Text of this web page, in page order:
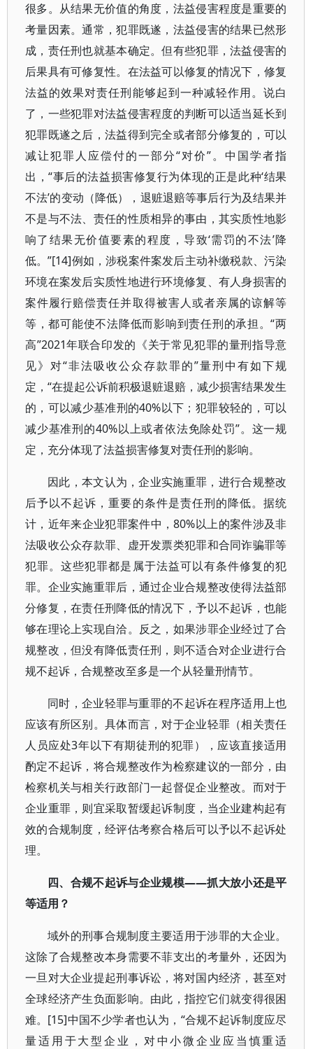
很多。从结果无价值的角度，法益侵害程度是重要的
考量因素。通常，犯罪既遂，法益侵害的结果已然形
成，责任刑也就基本确定。但有些犯罪，法益侵害的
后果具有可修复性。在法益可以修复的情况下，修复
法益的效果对责任刑能够起到一种减轻作用。说白
了，一些犯罪对法益侵害程度的判断可以适当延长到
犯罪既遂之后，法益得到完全或者部分修复的，可以
减让犯罪人应偿付的一部分“对价”。中国学者指
出，“事后的法益损害修复行为体现的正是此种‘结果
不法’的变动（降低），退赃退赔等事后行为及结果并
不是与不法、责任的性质相异的事由，其实质性地影
响了结果无价值要素的程度，导致‘需罚的不法’降
低。”[14]例如，涉税案件案发后主动补缴税款、污染
环境在案发后实质性地进行环境修复、有人身损害的
案件履行赔偿责任并取得被害人或者亲属的谅解等
等，都可能使不法降低而影响到责任刑的承担。“两
高”2021年联合印发的《关于常见犯罪的量刑指导意
见》对“非法吸收公众存款罪的”量刑中有如下规
定，“在提起公诉前积极退赃退赔，减少损害结果发生
的，可以减少基准刑的40%以下；犯罪较轻的，可以
减少基准刑的40%以上或者依法免除处罚”。这一规
定，充分体现了法益损害修复对责任刑的影响。
因此，本文认为，企业实施重罪，进行合规整改
后予以不起诉，重要的条件是责任刑的降低。据统
计，近年来企业犯罪案件中，80%以上的案件涉及非
法吸收公众存款罪、虚开发票类犯罪和合同诈骗罪等
犯罪。这些犯罪都是属于法益可以有条件修复的犯
罪。企业实施重罪后，通过企业合规整改使得法益部
分修复，在责任刑降低的情况下，予以不起诉，也能
够在理论上实现自洽。反之，如果涉罪企业经过了合
规整改，但没有降低责任刑，则不适合对企业进行合
规不起诉，合规整改至多是一个从轻量刑情节。
同时，企业轻罪与重罪的不起诉在程序适用上也
应该有所区别。具体而言，对于企业轻罪（相关责任
人员应处3年以下有期徒刑的犯罪），应该直接适用
酌定不起诉，将合规整改作为检察建议的一部分，由
检察机关与相关行政部门一起督促企业整改。而对于
企业重罪，则宜采取暂缓起诉制度，当企业建构起有
效的合规制度，经评估考察合格后可以予以不起诉处
理。
四、合规不起诉与企业规模——抓大放小还是平
等适用？
域外的刑事合规制度主要适用于涉罪的大企业。
这除了合规整改本身需要不菲支出的考量外，还因为
一旦对大企业提起刑事诉讼，将对国内经济，甚至对
全球经济产生负面影响。由此，指控它们就变得很困
难。[15]中国不少学者也认为，“合规不起诉制度应尽
量适用于大型企业，对中小微企业应当慎重适